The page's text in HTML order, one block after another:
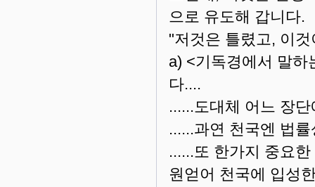
으로 유도해 갑니다.
"저것은 틀렸고, 이
a) <기독경에서 말하
다....
......도대체 어느 장
......과연 천국엔 법
......또 한가지 중요
원얻어 천국에 입성